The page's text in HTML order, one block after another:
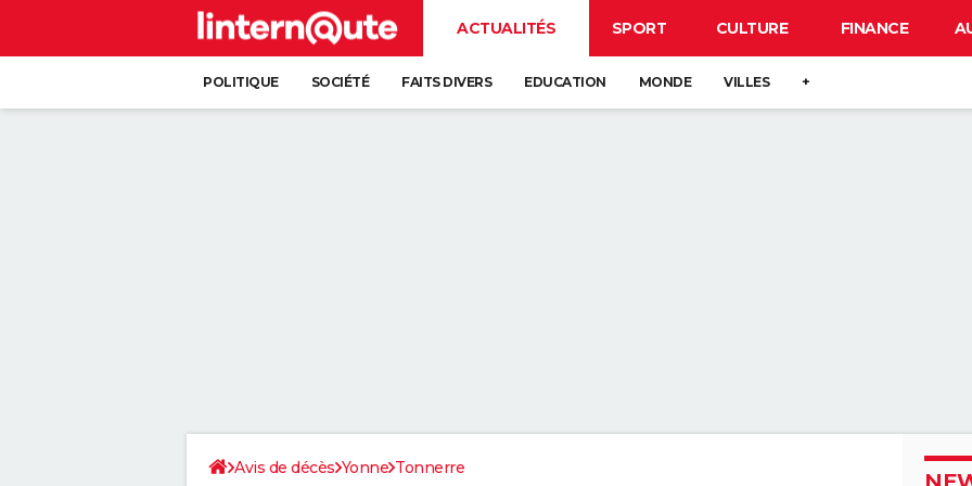
ACTUALITÉS SPORT CULTURE FINANCE
POLITIQUE SOCIÉTÉ FAITS DIVERS EDUCATION MONDE VILLES +
Avis de décès Yonne Tonnerre